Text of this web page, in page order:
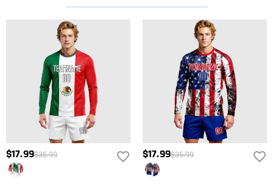
$17.99$35.99 $17.99$35.99